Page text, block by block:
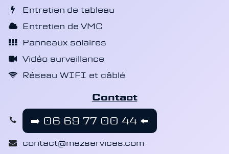
Entretien de tableau
Entretien de VMC
Panneaux solaires
Vidéo surveillance
Réseau WIFI et câblé
Contact
➡️ 06 69 77 00 44 ⬅️
contact@mezservices.com